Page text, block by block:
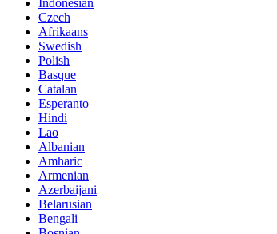
Czech
Afrikaans
Swedish
Polish
Basque
Catalan
Esperanto
Hindi
Lao
Albanian
Amharic
Armenian
Azerbaijani
Belarusian
Bengali